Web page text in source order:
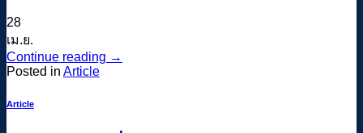
28
เม.ย.
Continue reading →
Posted in Article
Article